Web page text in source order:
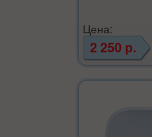
Цена:
2 250 р.